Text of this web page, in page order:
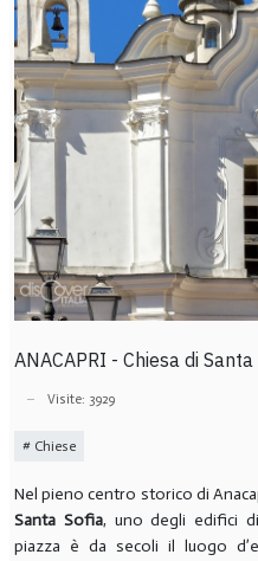
ANACAPRI - Chiesa di Santa
Visite: 3929
Chiese
Nel pieno centro storico di
Santa Sofia, uno degli edifici
piazza è da secoli il luogo